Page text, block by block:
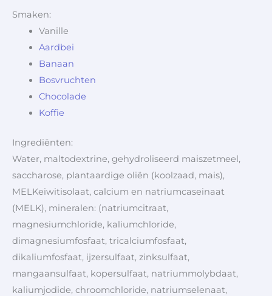
Smaken:
Vanille
Aardbei
Banaan
Bosvruchten
Chocolade
Koffie
Ingrediënten:
Water, maltodextrine, gehydroliseerd maiszetmeel,
saccharose, plantaardige oliën (koolzaad, mais),
MELKeiwitisolaat, calcium en natriumcaseinaat
(MELK), mineralen: (natriumcitraat,
magnesiumchloride, kaliumchloride,
dimagnesiumfosfaat, tricalciumfosfaat,
dikaliumfosfaat, ijzersulfaat, zinksulfaat,
mangaansulfaat, kopersulfaat, natriummolybdaat,
kaliumjodide, chroomchloride, natriumselenaat,